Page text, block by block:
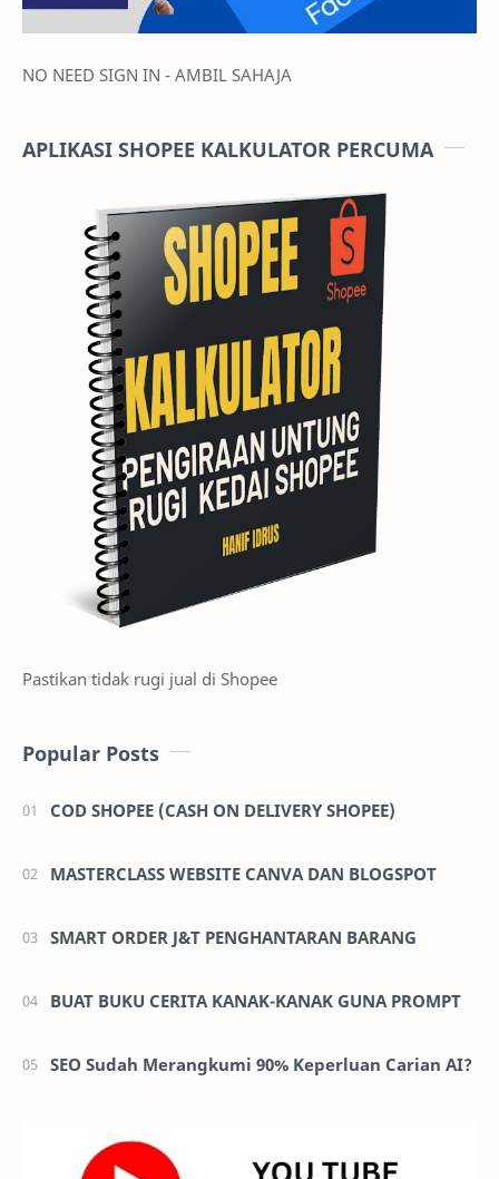
NO NEED SIGN IN - AMBIL SAHAJA
APLIKASI SHOPEE KALKULATOR PERCUMA
Pastikan tidak rugi jual di Shopee
Popular Posts
COD SHOPEE (CASH ON DELIVERY SHOPEE)
MASTERCLASS WEBSITE CANVA DAN BLOGSPOT
SMART ORDER J&T PENGHANTARAN BARANG
BUAT BUKU CERITA KANAK-KANAK GUNA PROMPT
SEO Sudah Merangkumi 90% Keperluan Carian AI?